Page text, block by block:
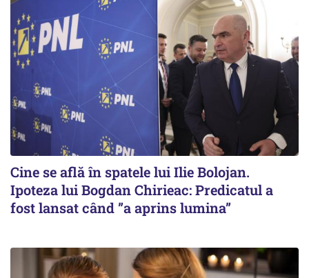
Cine se află în spatele lui Ilie Bolojan.
Ipoteza lui Bogdan Chirieac: Predicatul a
fost lansat când ”a aprins lumina”